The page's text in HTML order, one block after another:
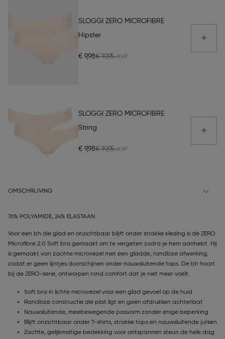
SLOGGI ZERO MICROFIBRE
Hipster
€ 9,98€ 19,95
SLOGGI ZERO MICROFIBRE
String
€ 9,98€ 19,95
OMSCHRIJVING
76% POLYAMIDE, 24% ELASTAAN
Voor een bh die glad en onzichtbaar blijft onder strakke kleding is de ZERO
Microfibre 2.0 Soft bra gemaakt om te vergeten zodra je hem aanhebt. Hij
is gemaakt van zachte microvezel met een gladde, randloze afwerking,
zodat er geen lijntjes doorschijnen onder nauwsluitende tops. De bh hoort
bij de ZERO-serie, ontworpen rond comfort dat je niet meer voelt.
Soft bra in lichte microvezel voor een glad gevoel op de huid
Randloze constructie die plat ligt en geen afdrukken achterlaat
Nauwsluitende, meebewegende pasvorm zonder enige beperking
Blijft onzichtbaar onder T-shirts, strakke tops en nauwsluitende jurken
Zachte, gelijkmatige bedekking voor ontspannen steun de hele dag